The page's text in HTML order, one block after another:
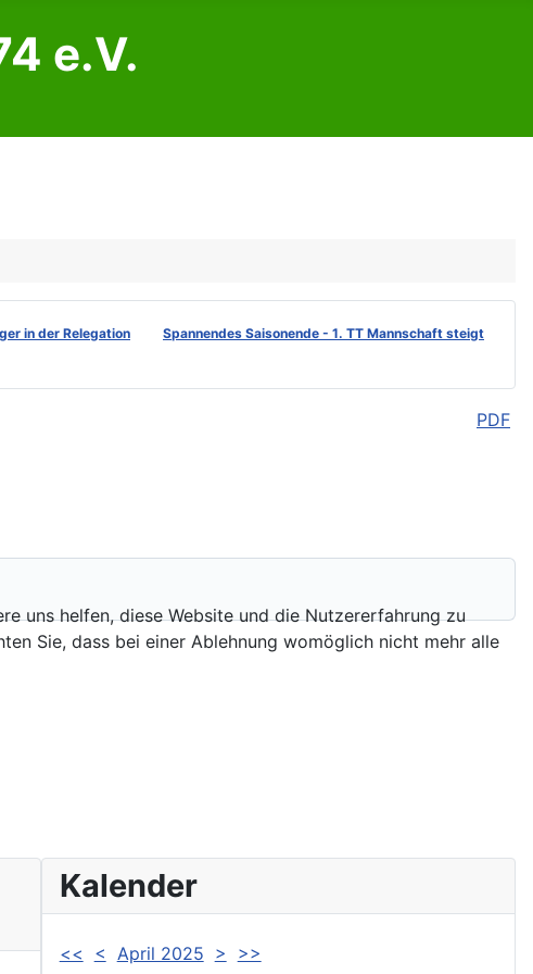
e.V.
in der Relegation
Spannendes Saisonende - 1. TT Mannschaft steigt
PDF
Kalender
<< < April 2025 > >>
uns helfen, diese Website und die Nutzererfahrung zu
Sie, dass bei einer Ablehnung womöglich nicht mehr alle